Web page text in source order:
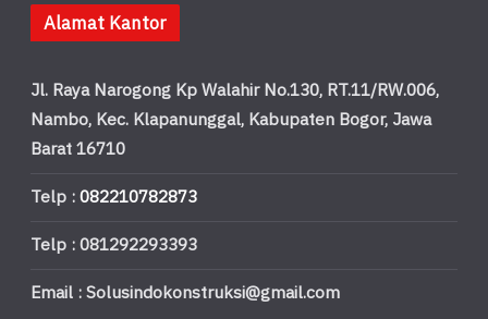
Alamat Kantor
Jl. Raya Narogong Kp Walahir No.130, RT.11/RW.006,
Nambo, Kec. Klapanunggal, Kabupaten Bogor, Jawa
Barat 16710
Telp :082210782873
Telp : 081292293393
Email : Solusindokonstruksi@gmail.com